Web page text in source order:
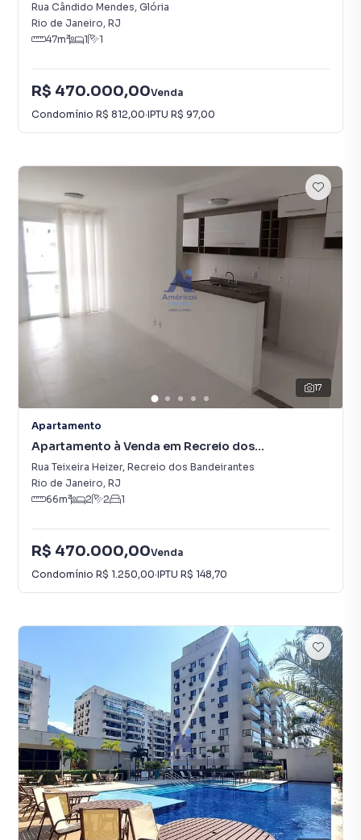
Rua Cândido Mendes, Glória
Rio de Janeiro, RJ
47m² 1 1
R$ 470.000,00Venda
Condomínio R$ 812,00·IPTU R$ 97,00
17
Apartamento
Apartamento à Venda em Recreio dos
Bandeirantes
Rua Teixeira Heizer, Recreio dos Bandeirantes
Rio de Janeiro, RJ
66m² 2 2 1
R$ 470.000,00Venda
Condomínio R$ 1.250,00·IPTU R$ 148,70